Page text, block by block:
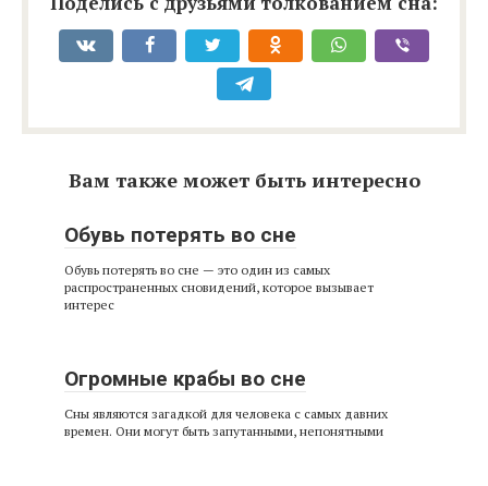
Вам также может быть интересно
Обувь потерять во сне
Обувь потерять во сне — это один из самых
распространенных сновидений, которое вызывает
интерес
Огромные крабы во сне
Сны являются загадкой для человека с самых давних
времен. Они могут быть запутанными, непонятными